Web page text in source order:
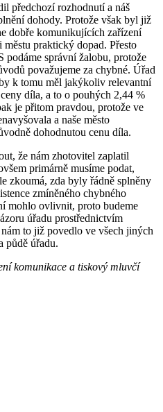
předchozí rozhodnutí a náš
dohody. Protože však byl již
dobře komunikujících zařízení
městu praktický dopad. Přesto
správní žalobu, protože
považujeme za chybné. Úřad
k tomu měl jakýkoliv relevantní
díla, a to o pouhých 2,44 %
je přitom pravdou, protože ve
a naše město
dohodnutou cenu díla.
že nám zhotovitel zaplatil
primárně musíme podat,
zkoumá, zda byly řádně splněny
zmíněného chybného
mohlo ovlivnit, proto budeme
úřadu prostřednictvím
to již povedlo ve všech jiných
půdě úřadu.
komunikace a tiskový mluvčí